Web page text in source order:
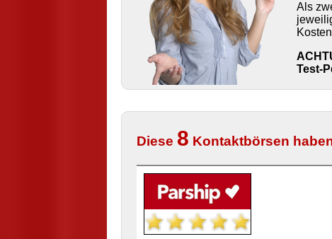
Als
Test-
Diese 8 Kontaktbörsen